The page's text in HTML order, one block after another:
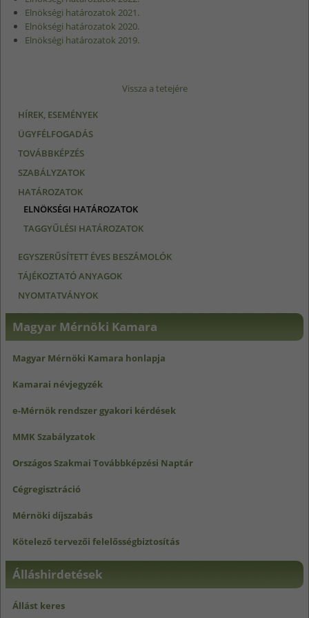
Elnökségi határozatok 2021.
Elnökségi határozatok 2020.
Elnökségi határozatok 2019.
Vissza a tetejére
HÍREK, ESEMÉNYEK
ÜGYFÉLFOGADÁS
TOVÁBBKÉPZÉS
SZABÁLYZATOK
HATÁROZATOK
ELNÖKSÉGI HATÁROZATOK
TAGGYŰLÉSI HATÁROZATOK
EGYSZERŰSÍTETT ÉVES BESZÁMOLÓK
TÁJÉKOZTATÓ ANYAGOK
NYOMTATVÁNYOK
Magyar Mérnöki Kamara
Magyar Mérnöki Kamara honlapja
Kamarai névjegyzék
e-Mérnök rendszer gyakori kérdések
MMK Szabályzatok
Országos Szakmai Továbbképzési Naptár
Cégregisztráció
Mérnöki díjszabás
Kötelező tervezői felelősségbiztosítás
Álláshirdetések
Állást keres